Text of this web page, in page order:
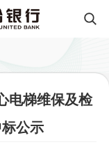
电梯维保及检
公示